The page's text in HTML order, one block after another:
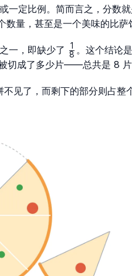
一定比例。简而言之，分数就
数量，甚至是一个美味的比萨
一，即缺少了 \frac{1}
{8}
8
1 。这个结论
切成了多少片——总共是 8 片
不见了，而剩下的部分则占整